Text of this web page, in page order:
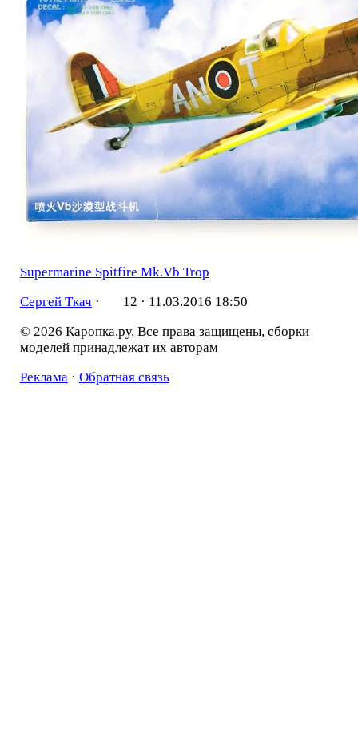
Supermarine Spitfire Mk.Vb Trop
Сергей Ткач · 12 · 11.03.2016 18:50
© 2026 Каропка.ру. Все права защищены, сборки
моделей принадлежат их авторам
Реклама · Обратная связь